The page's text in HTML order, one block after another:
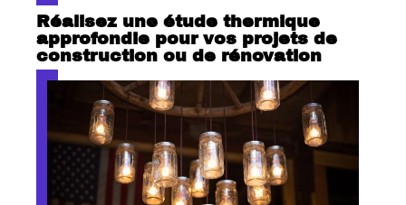
Réalisez une étude thermique
approfondie pour vos projets de
construction ou de rénovation